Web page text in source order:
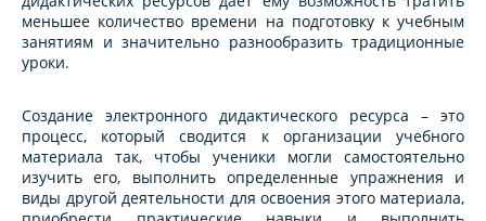
меньшее количество времени на подготовку к учебным
занятиям и значительно разнообразить традиционные
уроки.
Создание электронного дидактического ресурса – это
процесс, который сводится к организации учебного
материала так, чтобы ученики могли самостоятельно
изучить его, выполнить определенные упражнения и
виды другой деятельности для освоения этого материала,